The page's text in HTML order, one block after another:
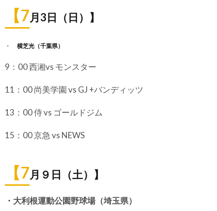
【7月3日（日）】
横芝光（千葉県）
9：00 西湘vs モンスター
11：00 尚美学園 vs GJ +バンディッツ
13：00 侍 vs ゴールドジム
15：00 京急 vs NEWS
【7月９日（土）】
・大利根運動公園野球場（埼玉県）